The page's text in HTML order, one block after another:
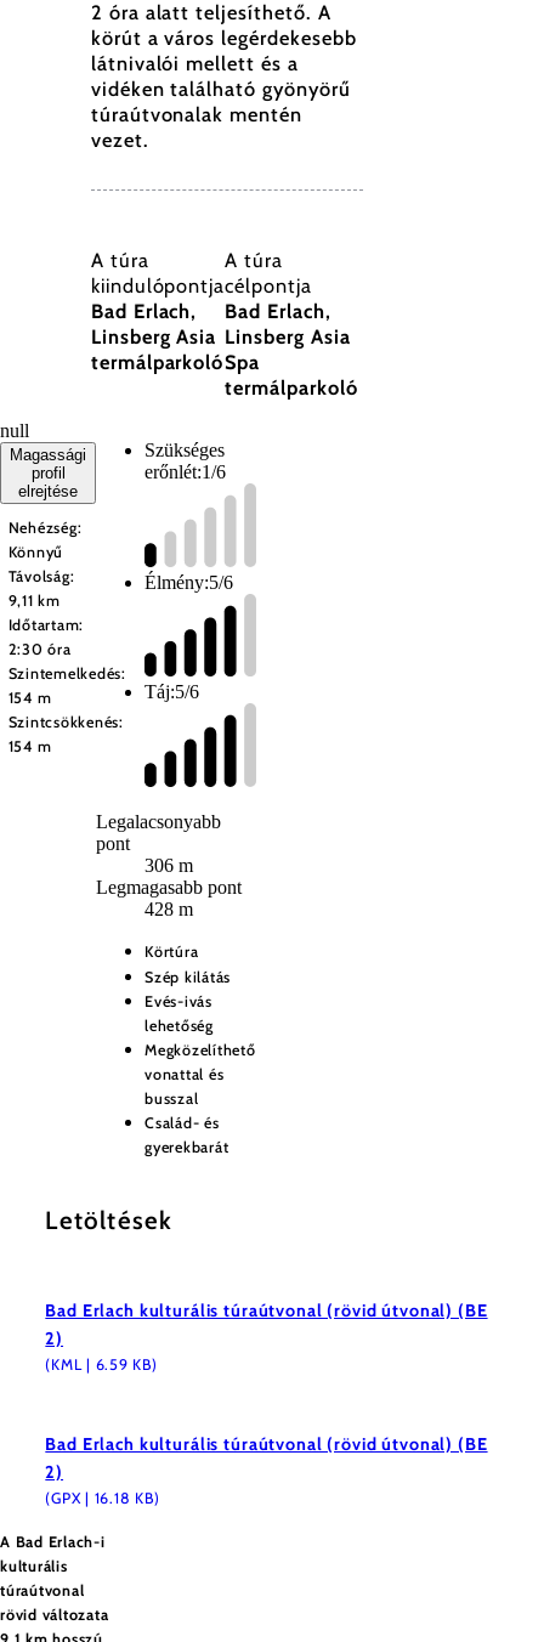
2 óra alatt teljesíthető. A
körút a város legérdekesebb
látnivalói mellett és a
vidéken található gyönyörű
túraútvonalak mentén
vezet.
A túra
kiindulópontja
Bad Erlach,
Linsberg Asia
termálparkoló
A túra
célpontja
Bad Erlach,
Linsberg Asia
Spa
termálparkoló
null
Magassági
profil
elrejtése
Nehézség:
Könnyű
Távolság:
9,11 km
Időtartam:
2:30 óra
Szintemelkedés:
154 m
Szintcsökkenés:
154 m
Szükséges
erőnlét:1/6
Élmény:5/6
Táj:5/6
Legalacsonyabb
pont
306 m
Legmagasabb pont
428 m
Körtúra
Szép kilátás
Evés-ivás
lehetőség
Megközelíthető
vonattal és
busszal
Család- és
gyerekbarát
Letöltések
Bad Erlach kulturális túraútvonal (rövid útvonal) (BE
2)
(KML | 6.59 KB)
Bad Erlach kulturális túraútvonal (rövid útvonal) (BE
2)
(GPX | 16.18 KB)
A Bad Erlach-i
kulturális
túraútvonal
rövid változata